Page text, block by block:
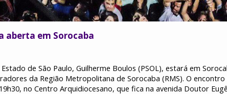
aberta em Sorocaba
de São Paulo, Guilherme Boulos (PSOL), estará em
da Região Metropolitana de Sorocaba (RMS). O
no Centro Arquidiocesano, que fica na avenida Doutor